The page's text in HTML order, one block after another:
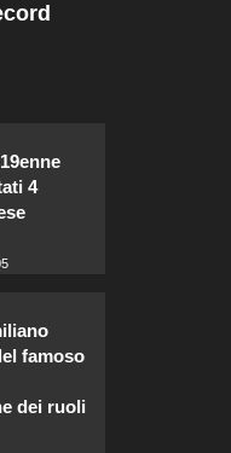
4
famoso
dei ruoli